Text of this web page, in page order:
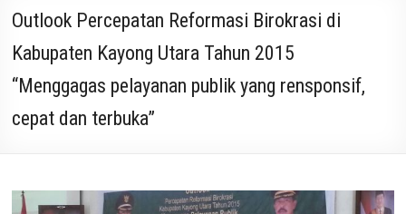
Outlook Percepatan Reformasi Birokrasi di
Kabupaten Kayong Utara Tahun 2015
“Menggagas pelayanan publik yang rensponsif,
cepat dan terbuka”